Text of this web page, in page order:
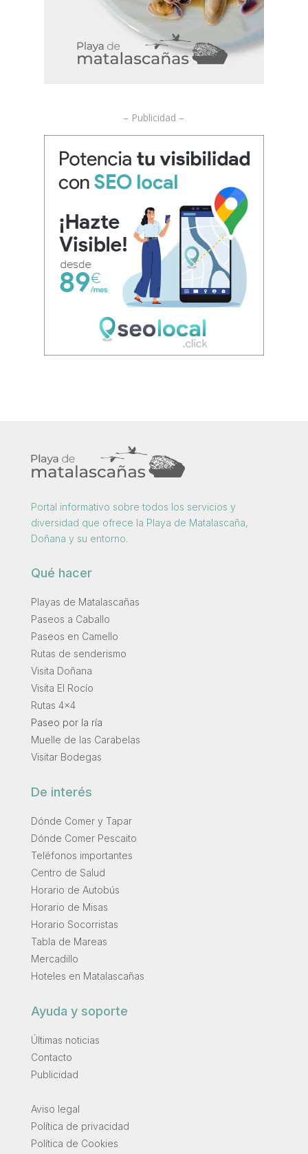
– Publicidad –
Portal informativo sobre todos los servicios y
diversidad que ofrece la Playa de Matalascaña,
Doñana y su entorno.
Qué hacer
Playas de Matalascañas
Paseos a Caballo
Paseos en Camello
Rutas de senderismo
Visita Doñana
Visita El Rocío
Rutas 4×4
Paseo por la ría
Muelle de las Carabelas
Visitar Bodegas
De interés
Dónde Comer y Tapar
Dónde Comer Pescaito
Teléfonos importantes
Centro de Salud
Horario de Autobús
Horario de Misas
Horario Socorristas
Tabla de Mareas
Mercadillo
Hoteles en Matalascañas
Ayuda y soporte
Últimas noticias
Contacto
Publicidad
Aviso legal
Política de privacidad
Política de Cookies